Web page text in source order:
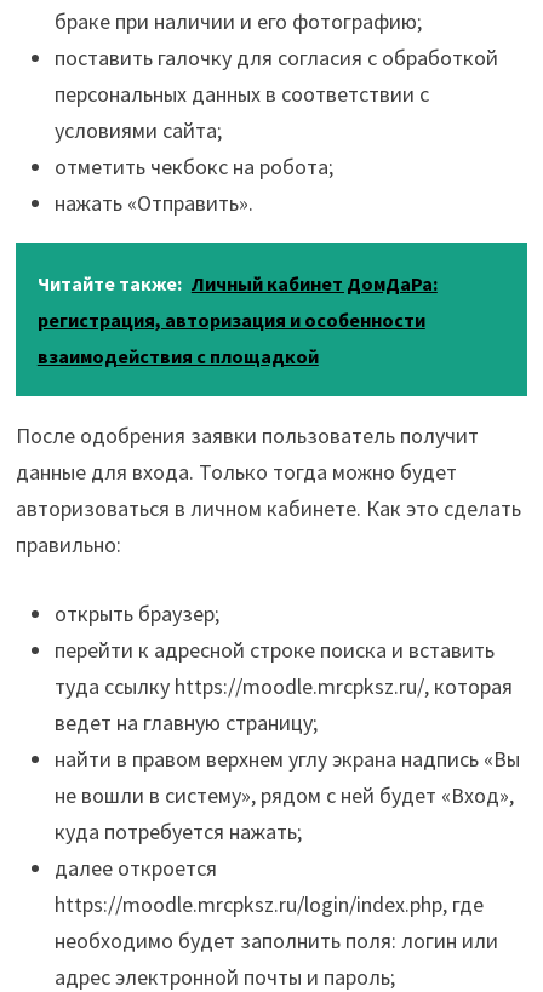
браке при наличии и его фотографию;
поставить галочку для согласия с обработкой
персональных данных в соответствии с
условиями сайта;
отметить чекбокс на робота;
нажать «Отправить».
Читайте также: Личный кабинет ДомДаРа:
регистрация, авторизация и особенности
взаимодействия с площадкой
После одобрения заявки пользователь получит
данные для входа. Только тогда можно будет
авторизоваться в личном кабинете. Как это сделать
правильно:
открыть браузер;
перейти к адресной строке поиска и вставить
туда ссылку https://moodle.mrcpksz.ru/, которая
ведет на главную страницу;
найти в правом верхнем углу экрана надпись «Вы
не вошли в систему», рядом с ней будет «Вход»,
куда потребуется нажать;
далее откроется
https://moodle.mrcpksz.ru/login/index.php, где
необходимо будет заполнить поля: логин или
адрес электронной почты и пароль;